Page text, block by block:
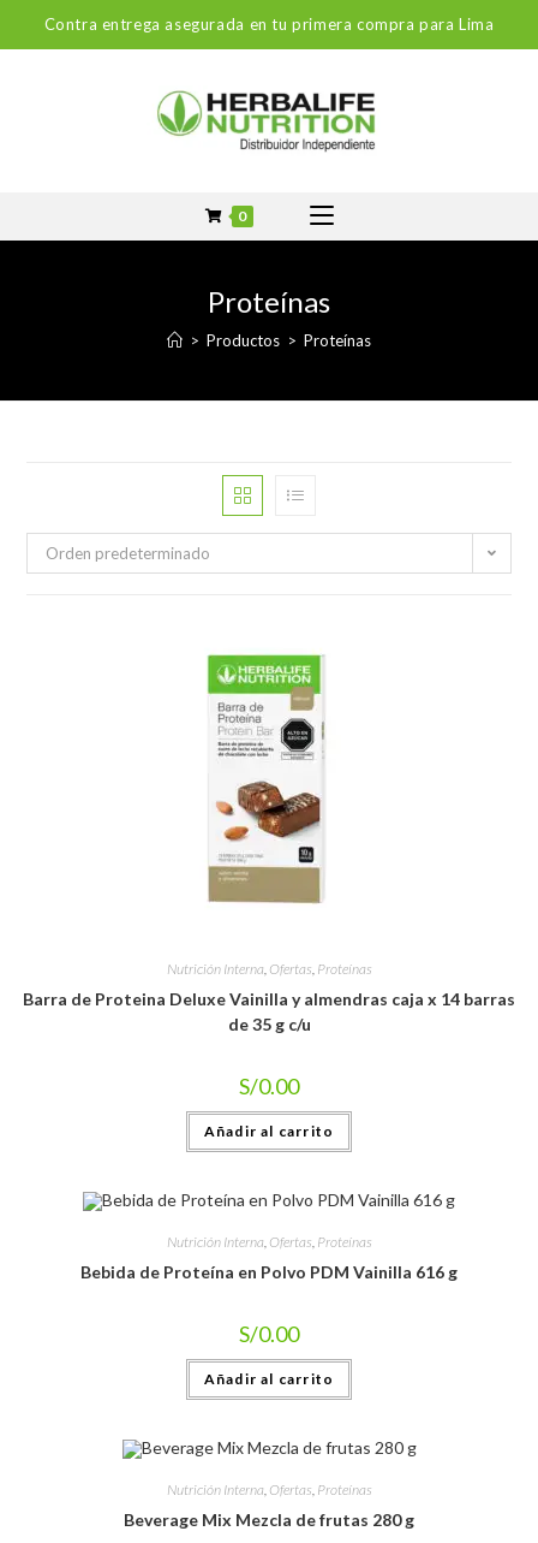
Contra entrega asegurada en tu primera compra para Lima
0
Proteínas
> Productos > Proteínas
Orden predeterminado
Nutrición Interna Ofertas Proteínas
Barra de Proteina Deluxe Vainilla y almendras caja x 14 barras
de 35 g c/u
S/0.00
Añadir al carrito
Nutrición Interna Ofertas Proteínas
Bebida de Proteína en Polvo PDM Vainilla 616 g
S/0.00
Añadir al carrito
Nutrición Interna Ofertas Proteínas
Beverage Mix Mezcla de frutas 280 g